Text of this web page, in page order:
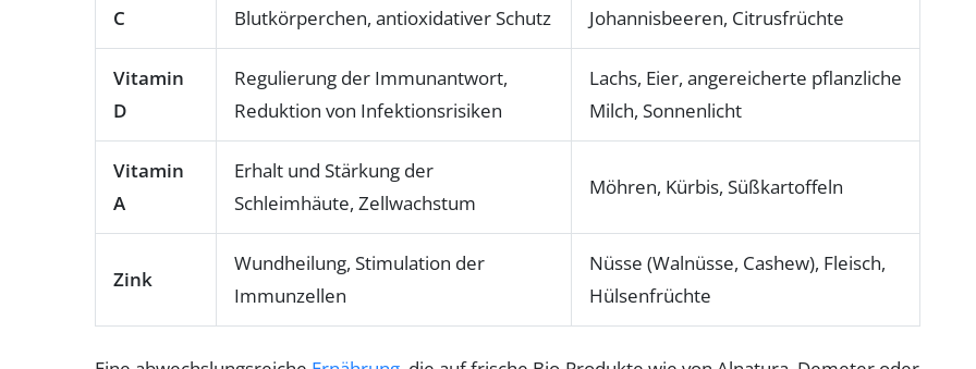
C
Blutkörperchen, antioxidativer Schutz
Johannisbeeren, Citrusfrüchte
Vitamin
D
Regulierung der Immunantwort,
Reduktion von Infektionsrisiken
Lachs, Eier, angereicherte pflanzliche
Milch, Sonnenlicht
Vitamin
A
Erhalt und Stärkung der
Schleimhäute, Zellwachstum
Möhren, Kürbis, Süßkartoffeln
Zink
Wundheilung, Stimulation der
Immunzellen
Nüsse (Walnüsse, Cashew), Fleisch,
Hülsenfrüchte